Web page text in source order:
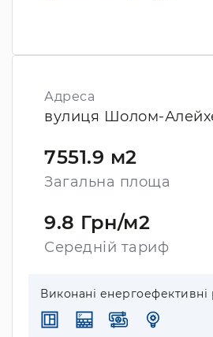
Адреса
вулиця Шолом-
7551.9 м2
Загальна площа
9.8 Грн/м2
Середній тариф
Виконані енергоефективні